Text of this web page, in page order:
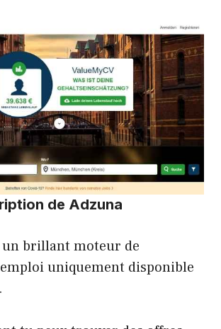
de Adzuna
un brillant moteur de
uniquement disponible